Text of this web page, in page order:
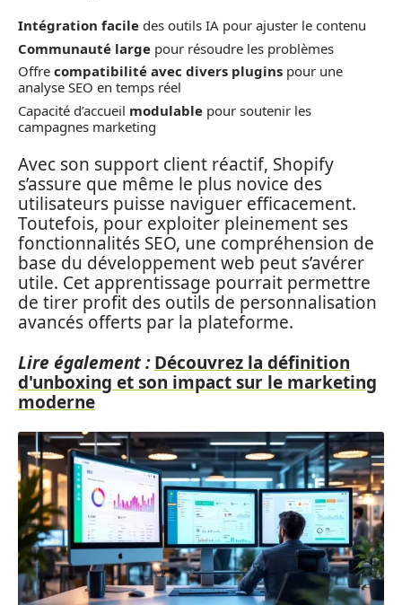
Intégration facile des outils IA pour ajuster le contenu
Communauté large pour résoudre les problèmes
Offre compatibilité avec divers plugins pour une
analyse SEO en temps réel
Capacité d’accueil modulable pour soutenir les
campagnes marketing
Avec son support client réactif, Shopify
s’assure que même le plus novice des
utilisateurs puisse naviguer efficacement.
Toutefois, pour exploiter pleinement ses
fonctionnalités SEO, une compréhension de
base du développement web peut s’avérer
utile. Cet apprentissage pourrait permettre
de tirer profit des outils de personnalisation
avancés offerts par la plateforme.
Lire également : Découvrez la définition
d'unboxing et son impact sur le marketing
moderne